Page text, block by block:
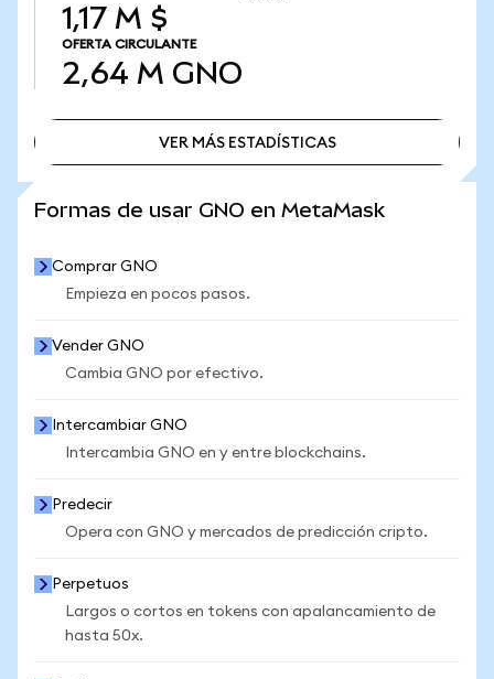
1,17 M $
OFERTA CIRCULANTE
2,64 M GNO
VER MÁS ESTADÍSTICAS
Formas de usar GNO en MetaMask
Comprar GNO
Empieza en pocos pasos.
Vender GNO
Cambia GNO por efectivo.
Intercambiar GNO
Intercambia GNO en y entre blockchains.
Predecir
Opera con GNO y mercados de predicción cripto.
Perpetuos
Largos o cortos en tokens con apalancamiento de
hasta 50x.